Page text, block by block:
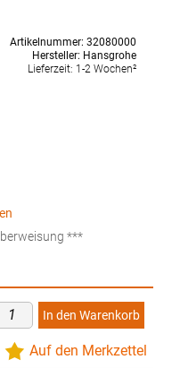
Artikelnummer: 32080000
Hersteller: Hansgrohe
Lieferzeit: 1-2 Wochen²
***
In den Warenkorb
Auf den Merkzettel